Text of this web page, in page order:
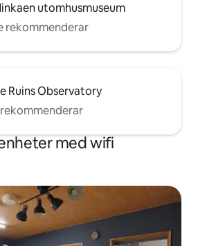
utomhusmuseum
rekommenderar
Ruins Observatory
med wifi